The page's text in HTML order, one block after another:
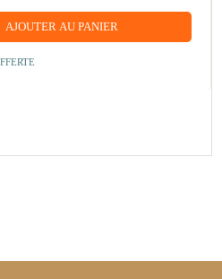
AJOUTER AU PANIER